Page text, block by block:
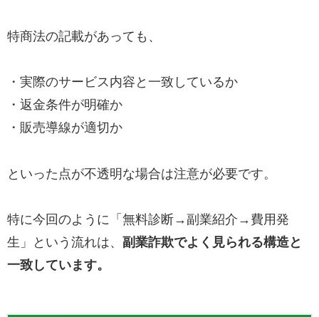
特商法の記載があっても、
・実際のサービス内容と一致しているか
・返金条件が明確か
・販売導線が適切か
といった点が不透明な場合は注意が必要です。
特に今回のように「無料診断→副業紹介→費用発
生」という流れは、 副業詐欺でよく見られる構造と
一致しています。